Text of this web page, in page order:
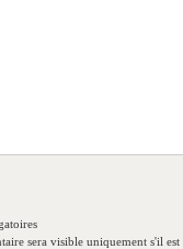
sera visible uniquement s'il